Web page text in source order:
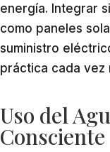
energía. Integrar
como paneles
suministro
práctica cada vez
Uso del
Consciente